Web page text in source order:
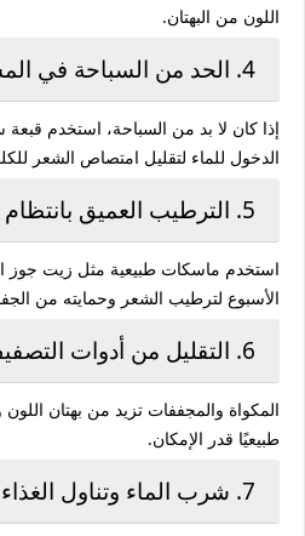
اللون من البهتان.
4. الحد من السباحة في المسابح والبحر 🌊
إذا كان لا بد من السباحة، استخدم قبعة
الدخول للماء لتقليل امتصاص الشعر
5. الترطيب العميق بانتظام 💆‍♀️
استخدم ماسكات طبيعية مثل زيت جوز
الأسبوع لترطيب الشعر وحمايته من
6. التقليل من أدوات التصفيف الحرارية 🔥
المكواة والمجففات تزيد من بهتان
طبيعيًا قدر الإمكان.
7. شرب الماء وتناول الغذاء الصحي 🥗